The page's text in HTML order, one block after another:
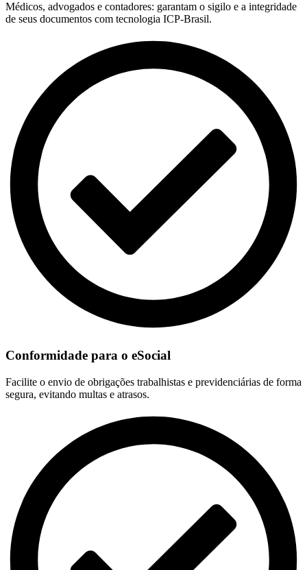
Médicos, advogados e contadores: garantam o sigilo e a integridade
de seus documentos com tecnologia ICP-Brasil.
Conformidade para o eSocial
Facilite o envio de obrigações trabalhistas e previdenciárias de forma
segura, evitando multas e atrasos.